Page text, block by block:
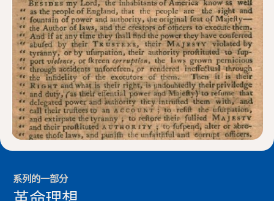
新闻与事件
关于 NHD®
参与其中
系列的一部分